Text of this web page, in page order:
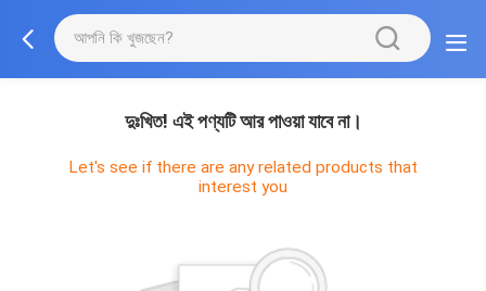
দুঃখিত! এই পণ্যটি আর পাওয়া যাবে না।
Let's see if there are any related products that
interest you